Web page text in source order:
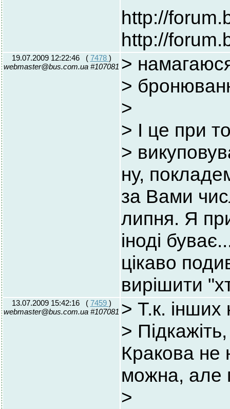
http://
http://
19.07.2009 12:22:46 ( 7478 )
webmaster@bus.com.ua #107081 >
>
>
> І це при
>
ну,
за Вами
липня. Я
іноді
цікаво
вирішити
13.07.2009 15:42:16 ( 7459 )
webmaster@bus.com.ua #107081 > Т.к. інших
>
Кракова не
можна, але
>